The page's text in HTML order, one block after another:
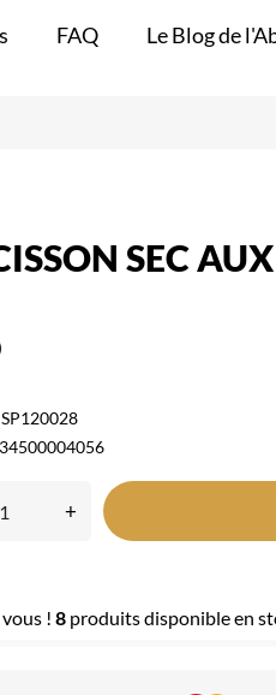
FAQ Le Blog de
SEC
SP120028
+
! 8 produits disponible en